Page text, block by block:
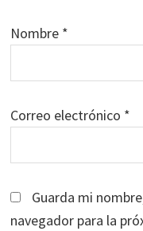
Nombre *
Correo electrónico *
Guarda mi
navegador para la